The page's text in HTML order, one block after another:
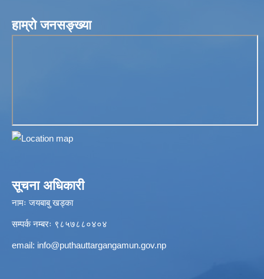
हाम्रो जनसङ्ख्या
सूचना अधिकारी
नामः जयबाबु खड्का
सम्पर्क नम्बरः ९८५७८८०४०४
email: info@puthauttargangamun.gov.np